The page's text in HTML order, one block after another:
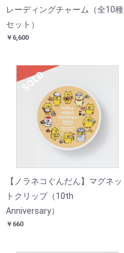
レーディングチャーム（全10種
セット）
￥6,600
SOLD
【ノラネコぐんだん】マグネッ
トクリップ（10th
Anniversary）
￥660